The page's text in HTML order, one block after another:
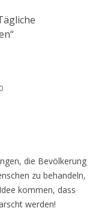
“
die Bevölkerung
zu behandeln,
kommen, dass
werden!